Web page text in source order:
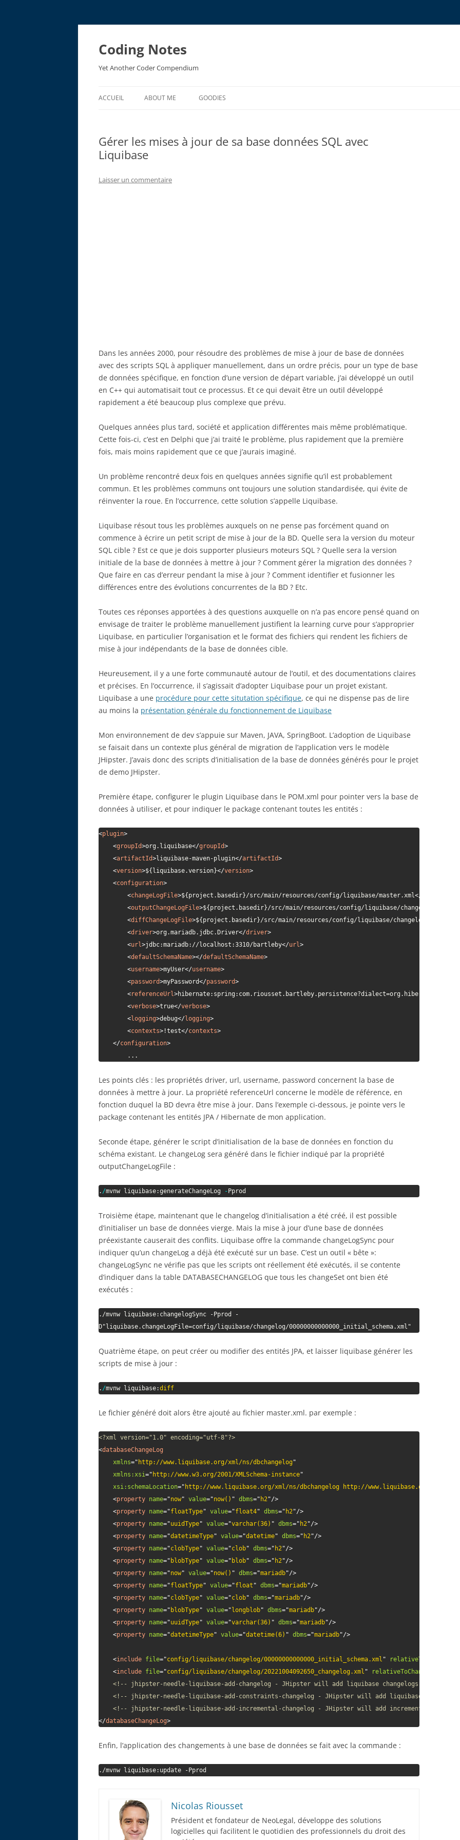
Aller
contenu
Coding Notes
Yet Another Coder Compendium
ACCUEIL ABOUT ME GOODIES
EMV RESOURCES
Gérer les mises à jour de sa base données SQL avec
Liquibase
Laisser un commentaire
Dans les années 2000, pour résoudre des problèmes de mise à jour de base de données
avec des scripts SQL à appliquer manuellement, dans un ordre précis, pour un type de base
de données spécifique, en fonction d’une version de départ variable, j’ai développé un outil
en C++ qui automatisait tout ce processus. Et ce qui devait être un outil développé
rapidement a été beaucoup plus complexe que prévu.
Quelques années plus tard, société et application différentes mais même problématique.
Cette fois-ci, c’est en Delphi que j’ai traité le problème, plus rapidement que la première
fois, mais moins rapidement que ce que j’aurais imaginé.
Un problème rencontré deux fois en quelques années signifie qu’il est probablement
commun. Et les problèmes communs ont toujours une solution standardisée, qui évite de
réinventer la roue. En l’occurrence, cette solution s’appelle Liquibase.
Liquibase résout tous les problèmes auxquels on ne pense pas forcément quand on
commence à écrire un petit script de mise à jour de la BD. Quelle sera la version du moteur
SQL cible ? Est ce que je dois supporter plusieurs moteurs SQL ? Quelle sera la version
initiale de la base de données à mettre à jour ? Comment gérer la migration des données ?
Que faire en cas d’erreur pendant la mise à jour ? Comment identifier et fusionner les
différences entre des évolutions concurrentes de la BD ? Etc.
Toutes ces réponses apportées à des questions auxquelle on n’a pas encore pensé quand on
envisage de traiter le problème manuellement justifient la learning curve pour s’approprier
Liquibase, en particulier l’organisation et le format des fichiers qui rendent les fichiers de
mise à jour indépendants de la base de données cible.
Heureusement, il y a une forte communauté autour de l’outil, et des documentations claires
et précises. En l’occurrence, il s’agissait d’adopter Liquibase pour un projet existant.
Liquibase a une procédure pour cette situtation spécifique, ce qui ne dispense pas de lire
au moins la présentation générale du fonctionnement de Liquibase
Mon environnement de dev s’appuie sur Maven, JAVA, SpringBoot. L’adoption de Liquibase
se faisait dans un contexte plus général de migration de l’application vers le modèle
JHipster. J’avais donc des scripts d’initialisation de la base de données générés pour le projet
de demo JHipster.
Première étape, configurer le plugin Liquibase dans le POM.xml pour pointer vers la base de
données à utiliser, et pour indiquer le package contenant toutes les entités :
<plugin>
<groupId>org.liquibase</groupId>
<artifactId>liquibase-maven-plugin</artifactId>
<version>${liquibase.version}</version>
<configuration>
<changeLogFile>${project.basedir}/src/main/resources/config/liquibase/master.xml</
<outputChangeLogFile>${project.basedir}/src/main/resources/config/liquibase/changelog/
<diffChangeLogFile>${project.basedir}/src/main/resources/config/liquibase/changelog/
<driver>org.mariadb.jdbc.Driver</driver>
<url>jdbc:mariadb://localhost:3310/bartleby</url>
<defaultSchemaName></defaultSchemaName>
<username>myUser</username>
<password>myPassword</password>
<referenceUrl>
<verbose>true</verbose>
<logging>debug</logging>
<contexts> !test</contexts>
</configuration>
        ...
Les points clés : les propriétés driver, url, username, password concernent la base de
données à mettre à jour. La propriété referenceUrl concerne le modèle de référence, en
fonction duquel la BD devra être mise à jour. Dans l’exemple ci-dessous, je pointe vers le
package contenant les entités JPA / Hibernate de mon application.
Seconde étape, générer le script d’initialisation de la base de données en fonction du
schéma existant. Le changeLog sera généré dans le fichier indiqué par la propriété
outputChangeLogFile :
. /mvnw liquibase:generateChangeLog - Pprod
Troisième étape, maintenant que le changelog d’initialisation a été créé, il est possible
d’initialiser un base de données vierge. Mais la mise à jour d’une base de données
préexistante causerait des conflits. Liquibase offre la commande changeLogSync pour
indiquer qu’un changeLog a déjà été exécuté sur un base. C’est un outil « bête »:
changeLogSync ne vérifie pas que les scripts ont réellement été exécutés, il se contente
d’indiquer dans la table DATABASECHANGELOG que tous les changeSet ont bien été
exécutés :
./mvnw liquibase:changelogSync -Pprod -
D"liquibase.changeLogFile=config/liquibase/changelog/00000000000000_initial_schema.xml"
Quatrième étape, on peut créer ou modifier des entités JPA, et laisser liquibase générer les
scripts de mise à jour :
. /mvnw liquibase:diff
Le fichier généré doit alors être ajouté au fichier master.xml. par exemple :
<?xml version="1.0" encoding="utf-8"?>
<databaseChangeLog
xmlns=" http://www.liquibase.org/xml/ns/dbchangelog "
xmlns:xsi=" http://www.w3.org/2001/XMLSchema-instance"
xsi: schemaLocation=" http://www.liquibase.org/xml/ns/dbchangelog http://www.liquibase.org/xml/ns/
<property name="now" value="now() " dbms=" h2"/>
<property name="floatType" value="float4" dbms=" h2"/>
<property name="uuidType" value="varchar(36) " dbms=" h2"/>
<property name="datetimeType" value="datetime" dbms=" h2"/>
<property name="clobType" value="clob" dbms=" h2"/>
<property name=" blobType" value=" blob" dbms=" h2"/>
<property name="now" value="now() " dbms="mariadb"/>
<property name="floatType" value="float " dbms="mariadb"/>
<property name="clobType" value="clob" dbms="mariadb"/>
<property name=" blobType" value=" longblob" dbms="mariadb"/>
<property name="uuidType" value="varchar(36) " dbms="mariadb"/>
<property name="datetimeType" value="datetime(6) " dbms="mariadb"/>
<include file="config/liquibase/changelog/00000000000000_initial_schema.xml "
<include file="config/liquibase/changelog/20221004092650_changelog.xml " relativeToChangelogFile
<!-- jhipster-needle-liquibase-add-changelog - JHipster will add liquibase changelogs here -->
<!-- jhipster-needle-liquibase-add-constraints-changelog - JHipster will add liquibase
<!-- jhipster-needle-liquibase-add-incremental-changelog - JHipster will add incremental
</databaseChangeLog>
Enfin, l’application des changements à une base de données se fait avec la commande :
./mvnw liquibase:update -Pprod
Nicolas Riousset
Président et fondateur de NeoLegal, développe des solutions
logicielles qui facilitent le quotidien des professionnels du droit des